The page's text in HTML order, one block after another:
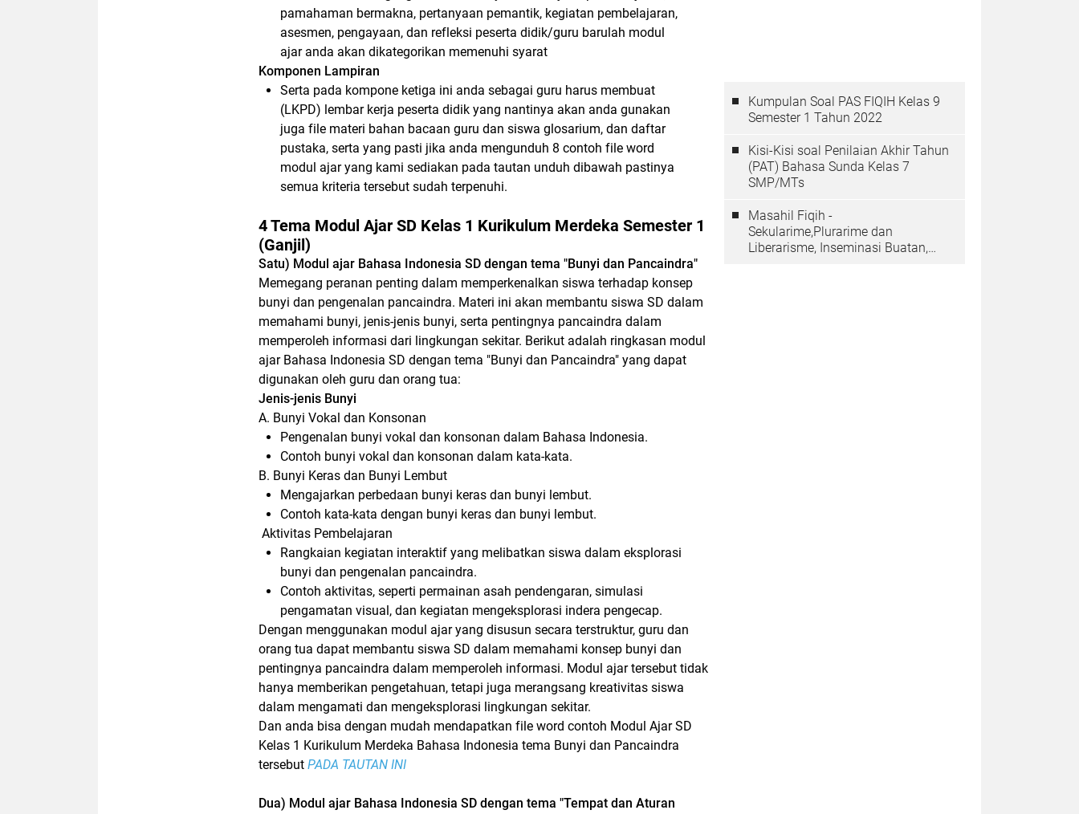
pamahaman bermakna, pertanyaan pemantik, kegiatan pembelajaran,
asesmen, pengayaan, dan refleksi peserta didik/guru barulah modul
ajar anda akan dikategorikan memenuhi syarat
Komponen Lampiran
Serta pada kompone ketiga ini anda sebagai guru harus membuat
(LKPD) lembar kerja peserta didik yang nantinya akan anda gunakan
juga file materi bahan bacaan guru dan siswa glosarium, dan daftar
pustaka, serta yang pasti jika anda mengunduh 8 contoh file word
modul ajar yang kami sediakan pada tautan unduh dibawah pastinya
semua kriteria tersebut sudah terpenuhi.
4 Tema Modul Ajar SD Kelas 1 Kurikulum Merdeka Semester 1
(Ganjil)
Satu) Modul ajar Bahasa Indonesia SD dengan tema "Bunyi dan Pancaindra"
Memegang peranan penting dalam memperkenalkan siswa terhadap konsep
bunyi dan pengenalan pancaindra. Materi ini akan membantu siswa SD dalam
memahami bunyi, jenis-jenis bunyi, serta pentingnya pancaindra dalam
memperoleh informasi dari lingkungan sekitar. Berikut adalah ringkasan modul
ajar Bahasa Indonesia SD dengan tema "Bunyi dan Pancaindra" yang dapat
digunakan oleh guru dan orang tua:
Jenis-jenis Bunyi
A. Bunyi Vokal dan Konsonan
Pengenalan bunyi vokal dan konsonan dalam Bahasa Indonesia.
Contoh bunyi vokal dan konsonan dalam kata-kata.
B. Bunyi Keras dan Bunyi Lembut
Mengajarkan perbedaan bunyi keras dan bunyi lembut.
Contoh kata-kata dengan bunyi keras dan bunyi lembut.
Aktivitas Pembelajaran
Rangkaian kegiatan interaktif yang melibatkan siswa dalam eksplorasi
bunyi dan pengenalan pancaindra.
Contoh aktivitas, seperti permainan asah pendengaran, simulasi
pengamatan visual, dan kegiatan mengeksplorasi indera pengecap.
Dengan menggunakan modul ajar yang disusun secara terstruktur, guru dan
orang tua dapat membantu siswa SD dalam memahami konsep bunyi dan
pentingnya pancaindra dalam memperoleh informasi. Modul ajar tersebut tidak
hanya memberikan pengetahuan, tetapi juga merangsang kreativitas siswa
dalam mengamati dan mengeksplorasi lingkungan sekitar.
Dan anda bisa dengan mudah mendapatkan file word contoh Modul Ajar SD
Kelas 1 Kurikulum Merdeka Bahasa Indonesia tema Bunyi dan Pancaindra
tersebut PADA TAUTAN INI
Dua) Modul ajar Bahasa Indonesia SD dengan tema "Tempat dan Aturan
Kumpulan Soal PAS FIQIH Kelas 9
Semester 1 Tahun 2022
Kisi-Kisi soal Penilaian Akhir Tahun
(PAT) Bahasa Sunda Kelas 7
SMP/MTs
Masahil Fiqih -
Sekularime,Plurarime dan
Liberarisme, Inseminasi Buatan,